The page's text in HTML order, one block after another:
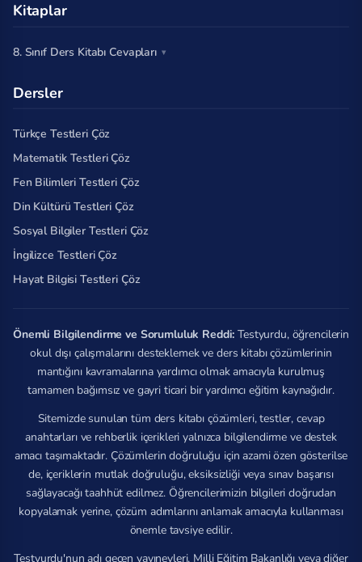
Kitaplar
8. Sınıf Ders Kitabı Cevapları
Dersler
Türkçe Testleri Çöz
Matematik Testleri Çöz
Fen Bilimleri Testleri Çöz
Din Kültürü Testleri Çöz
Sosyal Bilgiler Testleri Çöz
İngilizce Testleri Çöz
Hayat Bilgisi Testleri Çöz
Önemli Bilgilendirme ve Sorumluluk Reddi: Testyurdu, öğrencilerin
okul dışı çalışmalarını desteklemek ve ders kitabı çözümlerinin
mantığını kavramalarına yardımcı olmak amacıyla kurulmuş
tamamen bağımsız ve gayri ticari bir yardımcı eğitim kaynağıdır.
Sitemizde sunulan tüm ders kitabı çözümleri, testler, cevap
anahtarları ve rehberlik içerikleri yalnızca bilgilendirme ve destek
amacı taşımaktadır. Çözümlerin doğruluğu için azami özen gösterilse
de, içeriklerin mutlak doğruluğu, eksiksizliği veya sınav başarısı
sağlayacağı taahhüt edilmez. Öğrencilerimizin bilgileri doğrudan
kopyalamak yerine, çözüm adımlarını anlamak amacıyla kullanması
önemle tavsiye edilir.
Testyurdu'nun adı geçen yayınevleri, Milli Eğitim Bakanlığı veya diğer